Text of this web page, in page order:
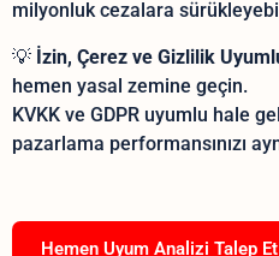
milyonluk cezalara
💡 İzin, Çerez ve Gizlilik
hemen yasal zemine geçin.
KVKK ve GDPR uyumlu hale
pazarlama performansınızı
Hemen Uyum Analizi Talep